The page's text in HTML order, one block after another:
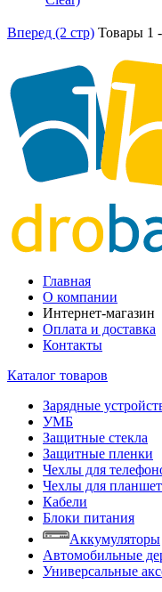
Вперед (2 стр) Товары 1
Главная
О компании
Интернет-магазин
Оплата и доставка
Контакты
Каталог товаров
Зарядные
УМБ
Защитные стекла
Защитные пленки
Чехлы для
Чехлы для
Кабели
Блоки питания
Аккумуляторы
Автомобильные
Универсальные